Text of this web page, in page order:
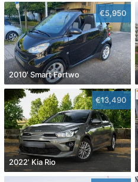
€5,950
2010' Smart Fortwo
€13,490
2022' Kia Rio